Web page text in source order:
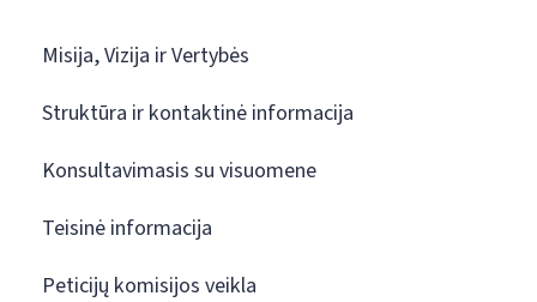
Misija, Vizija ir Vertybės
Struktūra ir kontaktinė informacija
Konsultavimasis su visuomene
Teisinė informacija
Peticijų komisijos veikla